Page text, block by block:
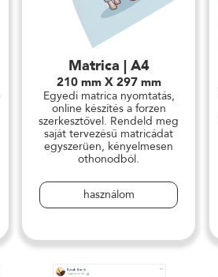
Matrica | A4
210 mm X 297 mm
Egyedi matrica nyomtatás,
online készítés a forzen
szerkesztővel. Rendeld meg
saját tervezésű matricádat
egyszerüen, kényelmesen
othonodból.
használom